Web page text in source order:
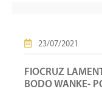
23/07/2021
FIOCRUZ
BODO WANKE-